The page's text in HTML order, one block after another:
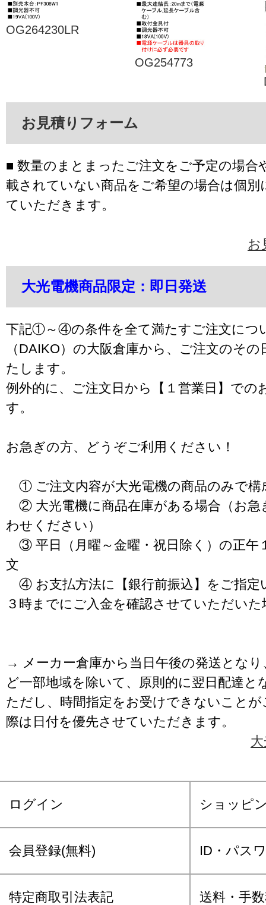
OG264230LR
OG254773
お見積りフォーム
■ 数量のまとまったご注文をご予定の場合
載されていない商品をご希望の場合は個別
ていただきます。
お
大光電機商品限定：即日発送
下記①～④の条件を全て満たすご注文につ
（DAIKO）の大阪倉庫から、ご注文のそ
たします。
例外的に、ご注文日から【１営業日】での
す。
お急ぎの方、どうぞご利用ください！
① ご注文内容が大光電機の商品のみで構
② 大光電機に商品在庫がある場合（お急
わせください）
③ 平日（月曜～金曜・祝日除く）の正午
文
④ お支払方法に【銀行前振込】をご指定
３時までにご入金を確認させていただいた
→ メーカー倉庫から当日午後の発送となり
ど一部地域を除いて、原則的に翌日配達と
ただし、時間指定をお受けできないこと
際は日付を優先させていただきます。
ログイン ショッピ
会員登録(無料) ID・パス
特定商取引法表記 送料・手